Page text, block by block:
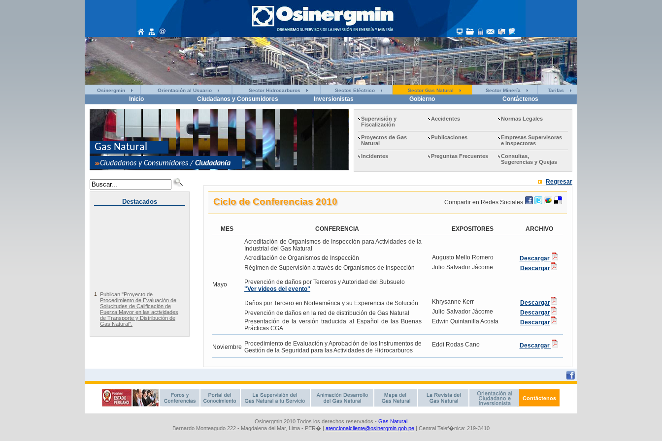
Osinergmin Orientación al Usuario Sector Hidrocarburos Sectos Eléctrico Sector Gas Natural Sector Minería Tarifas
Inicio Ciudadanos y Consumidores Inversionistas Gobierno Contáctenos
Supervisión y
Fiscalización
Accidentes Normas Legales
Proyectos de Gas
Natural
Publicaciones
Empresas Supervisoras
e Inspectoras
Incidentes Preguntas Frecuentes
Consultas,
Sugerencias y Quejas
Osinergmin 2010 Todos los derechos reservados - Gas Natural
Bernardo Monteagudo 222 - Magdalena del Mar, Lima - PER� | atencionalcliente@osinergmin.gob.pe | Central Telef�nica: 219-3410